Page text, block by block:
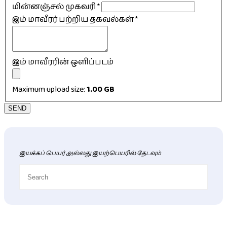
மின்னஞ்சல் முகவரி*
இம் மாவீரர் பற்றிய தகவல்கள்*
இம் மாவீரரின் ஒளிப்படம்
Maximum upload size:1.00 GB
SEND
இயக்கப் பெயர் அல்லது இயற்பெயரில் தேடவும்